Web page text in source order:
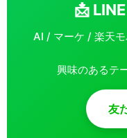
📩
AI / マーケ / 楽天
興味のあるテ
友